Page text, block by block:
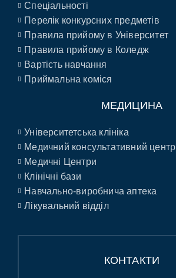
Спеціальності
Перелік конкурсних предметів
Правила прийому в Університет
Правила прийому в Коледж
Вартість навчання
Приймальна коміся
МЕДИЦИНА
Університетська клініка
Медичний консультативний центр
Медичні Центри
Клінічні бази
Навчально-виробнича аптека
Лікувальний відділ
КОНТАКТИ